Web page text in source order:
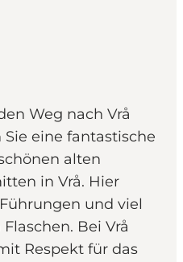
Weg nach Vrå
eine fantastische
alten
in Vrå. Hier
und viel
Bei Vrå
Respekt für das